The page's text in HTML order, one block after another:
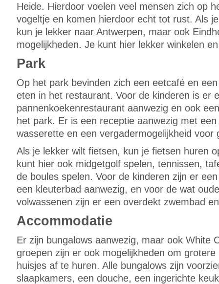
Heide. Hierdoor voelen veel mensen zich op
vogeltje en komen hierdoor echt tot rust. Als
kun je lekker naar Antwerpen, maar ook
mogelijkheden. Je kunt hier lekker winkelen
Park
Op het park bevinden zich een eetcafé en
eten in het restaurant. Voor de kinderen is er
pannenkoekenrestaurant aanwezig en ook
het park. Er is een receptie aanwezig met
wasserette en een vergadermogelijkheid voor
Als je lekker wilt fietsen, kun je fietsen huren
kunt hier ook midgetgolf spelen, tennissen,
de boules spelen. Voor de kinderen zijn er
een kleuterbad aanwezig, en voor de wat
volwassenen zijn er een overdekt zwembad
Accommodatie
Er zijn bungalows aanwezig, maar ook White
groepen zijn er ook mogelijkheden om
huisjes af te huren. Alle bungalows zijn
slaapkamers, een douche, een ingerichte